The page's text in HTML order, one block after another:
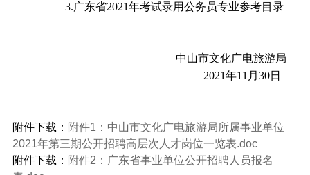
3.广东省2021年考试录用公务员专业参考目录
中山市文化广电旅游局
2021年11月30日
附件下载： 附件1：中山市文化广电旅游局所属事业单位
2021年第三期公开招聘高层次人才岗位一览表.doc
附件下载： 附件2：广东省事业单位公开招聘人员报名